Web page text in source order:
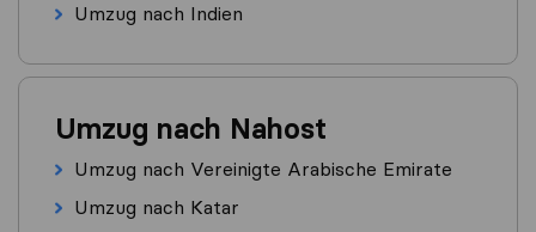
Umzug nach Indien
Umzug nach Nahost
Umzug nach Vereinigte Arabische Emirate
Umzug nach Katar